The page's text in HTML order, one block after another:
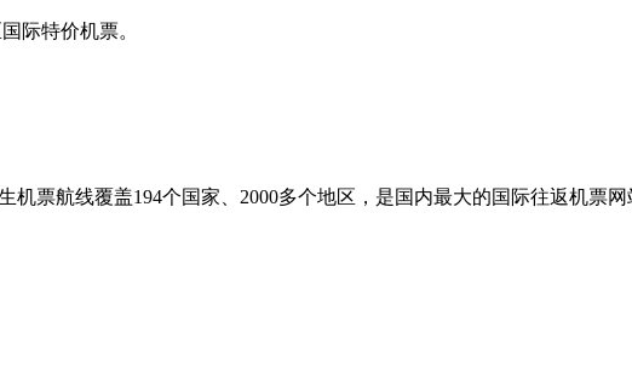
际特价机票。
机票航线覆盖194个国家、2000多个地区，是国内最大的国际往返机票网